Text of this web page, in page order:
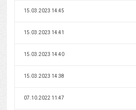
15.03.2023 14:45
15.03.2023 14:41
15.03.2023 14:40
15.03.2023 14:38
07.10.2022 11:47